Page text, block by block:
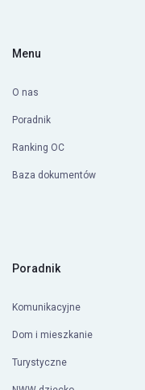
Menu
O nas
Poradnik
Ranking OC
Baza dokumentów
Poradnik
Komunikacyjne
Dom i mieszkanie
Turystyczne